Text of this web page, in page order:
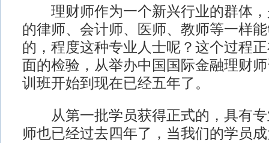
理财师作为一个新兴行业的群体，
的律师、会计师、医师、教师等一样
的，程度这种专业人士呢？这个过程
面的检验，从举办中国国际金融理财
训班开始到现在已经五年了。
从第一批学员获得正式的，具有专
师也已经过去四年了，当我们的学员